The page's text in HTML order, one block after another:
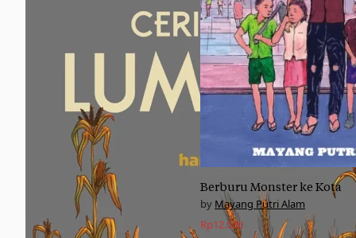
Berburu Monster ke Kota
Mayang Putri Alam
Rp12.500